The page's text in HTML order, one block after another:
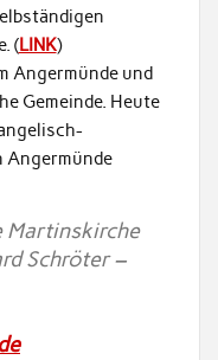
(LINK)
Angermünde und
Gemeinde. Heute
Angermünde
Martinskirche
Schröter –